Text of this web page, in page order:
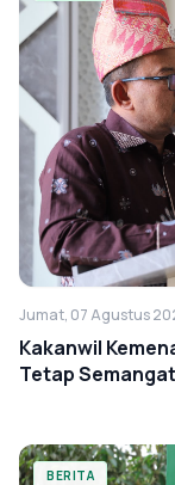
Jumat, 07 Agustus
Kakanwil
Tetap
BERITA